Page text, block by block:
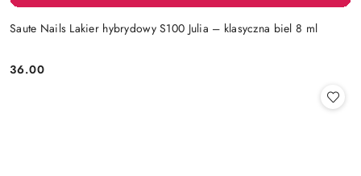
Saute Nails Lakier hybrydowy S100 Julia – klasyczna biel 8 ml
Cena:
36.00